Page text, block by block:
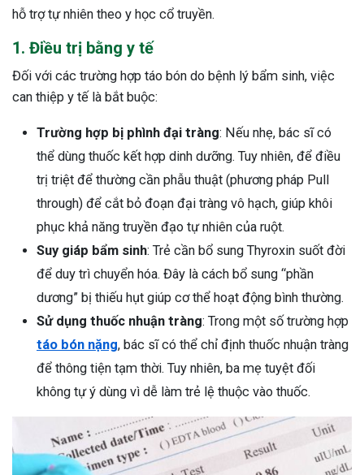
hỗ trợ tự nhiên theo y học cổ truyền.
1. Điều trị bằng y tế
Đối với các trường hợp táo bón do bệnh lý bẩm sinh, việc
can thiệp y tế là bắt buộc:
Trường hợp bị phình đại tràng: Nếu nhẹ, bác sĩ có
thể dùng thuốc kết hợp dinh dưỡng. Tuy nhiên, để điều
trị triệt để thường cần phẫu thuật (phương pháp Pull
through) để cắt bỏ đoạn đại tràng vô hạch, giúp khôi
phục khả năng truyền đạo tự nhiên của ruột.
Suy giáp bẩm sinh: Trẻ cần bổ sung Thyroxin suốt đời
để duy trì chuyển hóa. Đây là cách bổ sung “phần
dương” bị thiếu hụt giúp cơ thể hoạt động bình thường.
Sử dụng thuốc nhuận tràng: Trong một số trường hợp
táo bón nặng, bác sĩ có thể chỉ định thuốc nhuận tràng
để thông tiện tạm thời. Tuy nhiên, ba mẹ tuyệt đối
không tự ý dùng vì dễ làm trẻ lệ thuộc vào thuốc.